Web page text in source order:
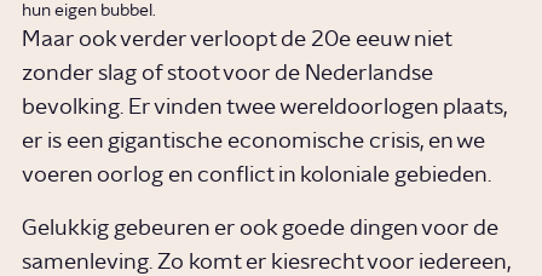
hun eigen bubbel.
Maar ook verder verloopt de 20e eeuw niet
zonder slag of stoot voor de Nederlandse
bevolking. Er vinden twee wereldoorlogen plaats,
er is een gigantische economische crisis, en we
voeren oorlog en conflict in koloniale gebieden.
Gelukkig gebeuren er ook goede dingen voor de
samenleving. Zo komt er kiesrecht voor iedereen,